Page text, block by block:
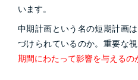
います。
中期計画という名の短期計画
づけられているのか。重要な
期間にわたって影響を与えるの